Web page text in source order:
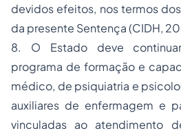
devidos efeitos, nos termos
da presente Sentença (CIDH,
8. O Estado deve
programa de formação e
médico, de psiquiatria e
auxiliares de enfermagem e
vinculadas ao atendimento